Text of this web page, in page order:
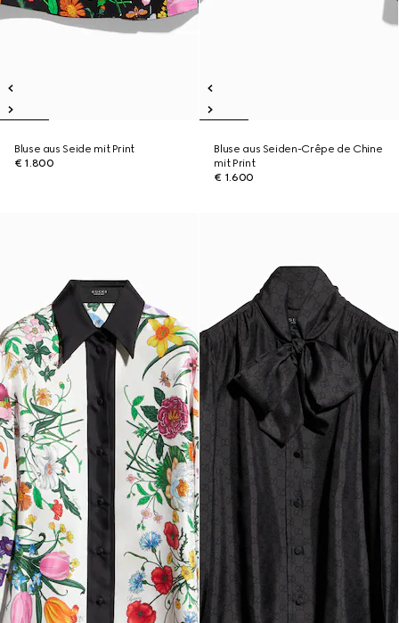
Bluse aus Seide mit Print
€ 1.800
Bluse aus Seiden-Crêpe de Chine
mit Print
€ 1.600